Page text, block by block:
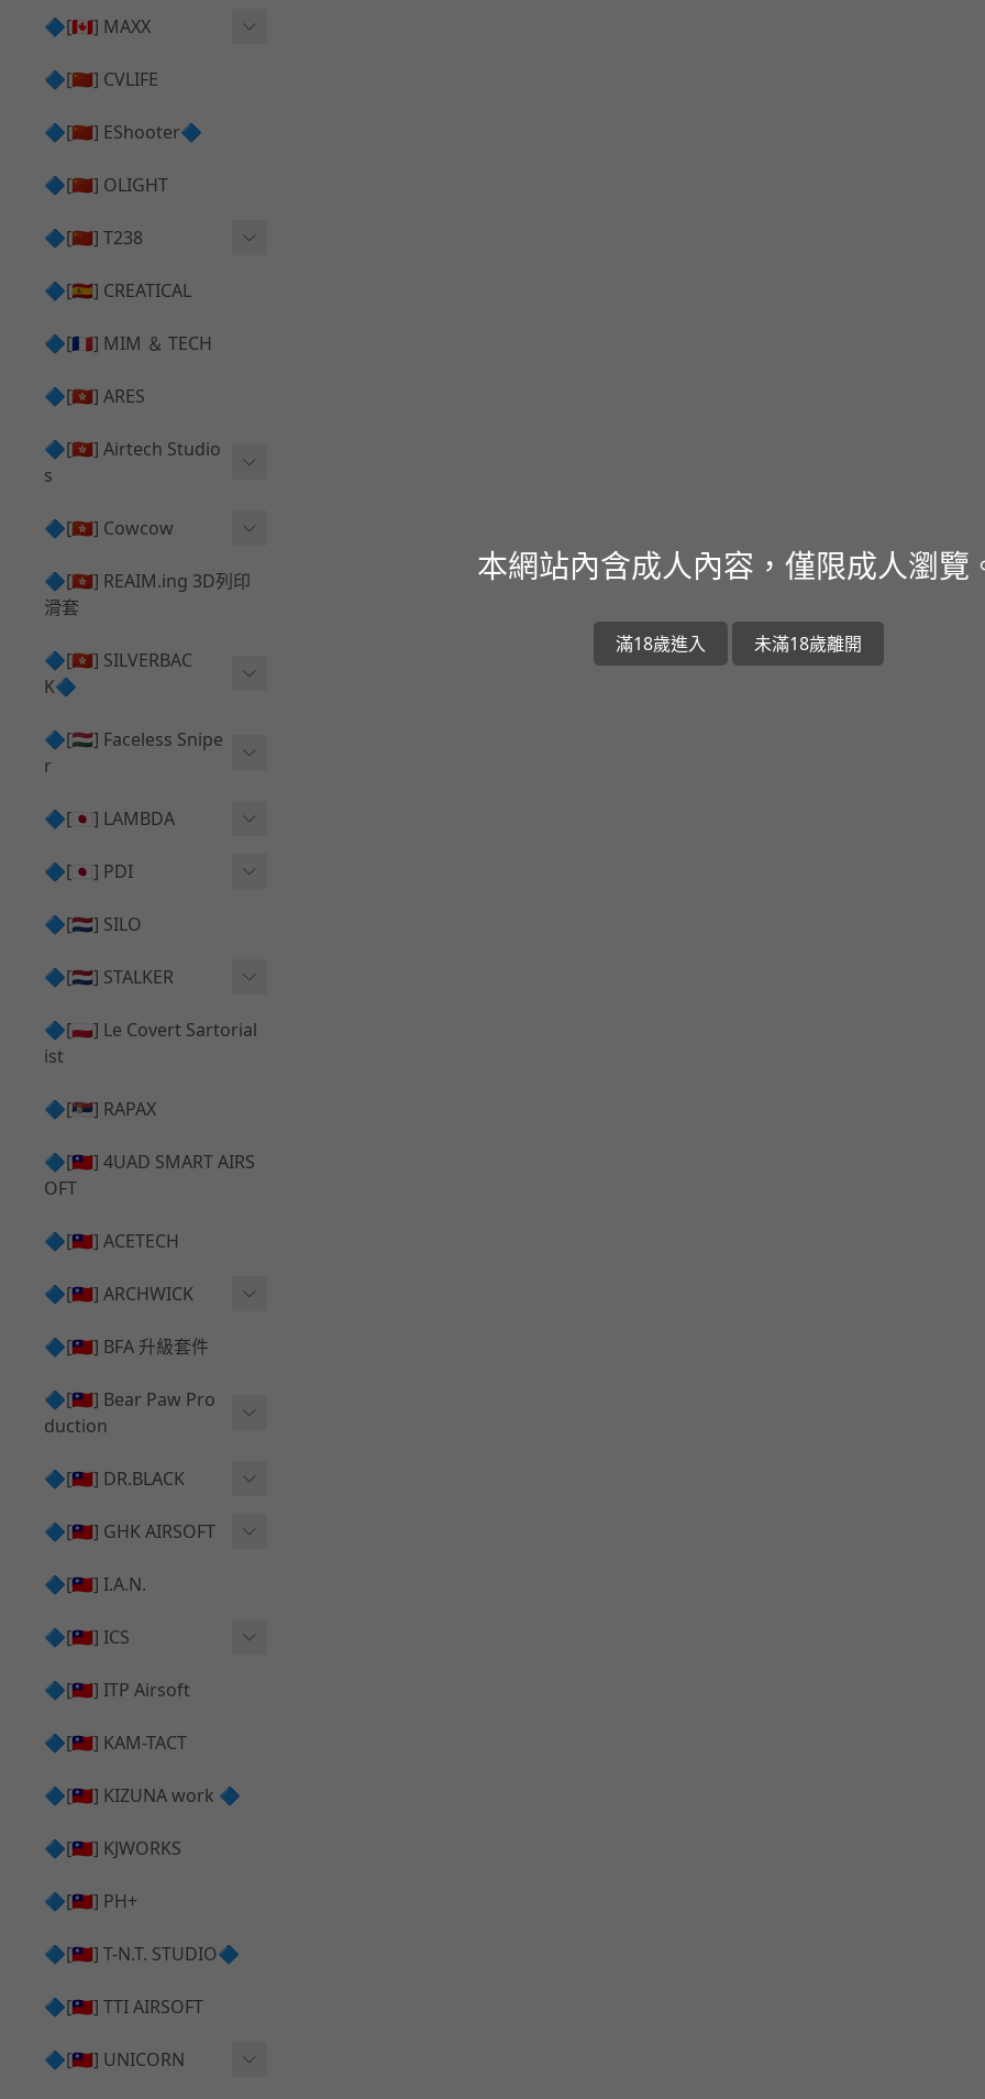
onie
HPA 氣瓶袋 ⧸ 水袋包
手槍 彈匣用
rier+Flap
tlebelt
護目鏡 ⧸ 除霧器
腰帶 ⧸ 腿掛
✅ 快拔槍套 ⧸ 槍背帶
✅ 槍架 ⧸ 訓練靶具 ⧸ 工具
🔷[🇨🇦] MAXX
AEG 活塞頭 ⧸ AEG Piston
HOP座 ⧸ HOP-UP
競速扳機 ⧸ Speed Trigger
彈匣釋放鈕 ⧸ Mag Releas
推嘴 ⧸ Nozzle
🔷[🇨🇳] CVLIFE
🔷[🇨🇳] EShooter🔷
🔷[🇨🇳] OLIGHT
🔷[🇨🇳] T238
電子扳機
發光器
🔷[🇪🇸] CREATICAL
🔷[🇫🇷] MIM ＆ TECH
🔷[🇭🇰] ARES
🔷[🇭🇰] Airtech Studio
s
VFC
G＆G
Krytac
KWA
Tokyo Marui
PROWIN
MAXX
SILVERBACK SRS
🔷[🇭🇰] Cowcow
TM Glock 系列
Action Army AAP01 系列
UMAREX VFC 系列
KWA⧸KSC系列
🔷[🇭🇰] REAIM.ing 3D列印
滑套
🔷[🇭🇰] SILVERBAC
K🔷
SRS ⧸ HTI 🟦 主體 ⧸ 彈匣
✅ 碳纖管 ⧸ 彈簧
TAC-41 👁️‍🗨️ 外觀 ⧸ 色彩
MDR-X 🟦 主體 ⧸ 彈匣
✅ 通用 ⧸ 精品
MDR-X 🔄 原廠 ⧸ 零件
TAC-41 🔄 原廠 ⧸ 零件
🔷[🇭🇺] Faceless Snipe
r
Mk23 ⧸ SSX23
SRS ⧸ HTI ⧸ TAC-41
🔷[🇯🇵] LAMBDA
Lambda 05 GBB 精密內管
Lambda 03 AEG 精密內管
Lambda 05 AEG 精密內管
🔷[🇯🇵] PDI
01 精密內管
05 精密內管
08 精密內管
🔷[🇳🇱] SILO
🔷[🇳🇱] STALKER
Action Army AAP01 升級
套件
HOP膠皮 ⧸ 下壓塊
件
[夢神⧸Morpheus] 不鏽鋼
內管
套件
[夢神⧸Morpheus] 碳鋼 內
管
🔷[🇵🇱] Le Covert Sartorial
ist
🔷[🇷🇸] RAPAX
🔷[🇹🇼] 4UAD SMART AIRS
OFT
🔷[🇹🇼] ACETECH
🔷[🇹🇼] ARCHWICK
衝鋒套件 Convertion Kit
MWS 升級組件
B＆T APC9 系列產品
B＆T SPR300系列產品
HOP膠皮
🔷[🇹🇼] BFA 升級套件
🔷[🇹🇼] Bear Paw Pro
duction
T-5000
🔷[🇹🇼] DR.BLACK
Hi-capa 彈匣外觀
維護保養
Hi-capa 上半外觀
Hi-capa 內部升級
🔷[🇹🇼] GHK AIRSOFT
AR ⧸ M4 GBB 原廠零件
AKM V3 主體 ＆ 原廠零件
G5 原廠零件
G17 GEN.3 原廠零件
AR ⧸ M4 GBB 升級套件
🔷[🇹🇼] I.A.N.
🔷[🇹🇼] ICS
Hi-Capa 維修零件
ICS 成槍
🔷[🇹🇼] ITP Airsoft
🔷[🇹🇼] KAM-TACT
🔷[🇹🇼] KIZUNA work 🔷
🔷[🇹🇼] KJWORKS
🔷[🇹🇼] PH+
🔷[🇹🇼] T-N.T. STUDIO🔷
🔷[🇹🇼] TTI AIRSOFT
🔷[🇹🇼] UNICORN
本網站內含成人內容，僅限成人瀏覽
滿18歲進入 未滿18歲離開